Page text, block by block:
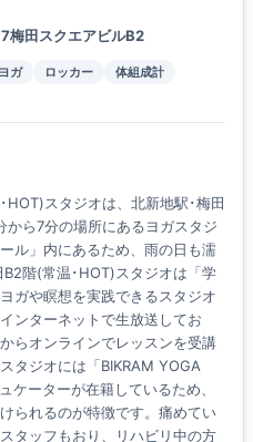
梅田スクエアビルB2
ガ ロッカー
体組成計
スタジオは、北新地駅･梅田
から7分の場所にあるヨガスタジ
ル」内にあるため、雨の日も濡
階(常温･HOT)スタジオは「学
ガや瞑想を実践できるスタジオ
ンターネットで生放送してお
らオンラインでレッスンを受講
タジオには「BIKRAM YOGA
ケーターが在籍しているため、
られるのが特徴です。痛めてい
タッフもおり、リハビリ中の方